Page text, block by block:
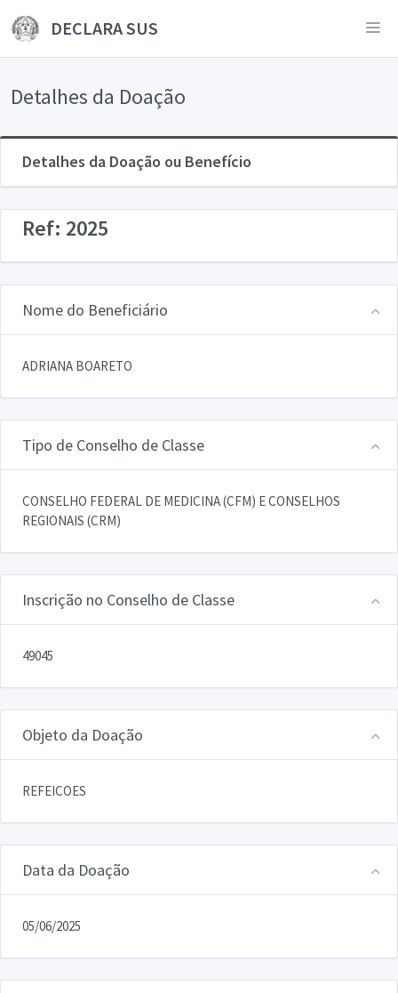
DECLARA SUS
Detalhes da Doação
Detalhes da Doação ou Benefício
Ref: 2025
Nome do Beneficiário
ADRIANA BOARETO
Tipo de Conselho de Classe
CONSELHO FEDERAL DE MEDICINA (CFM) E CONSELHOS
REGIONAIS (CRM)
Inscrição no Conselho de Classe
49045
Objeto da Doação
REFEICOES
Data da Doação
05/06/2025